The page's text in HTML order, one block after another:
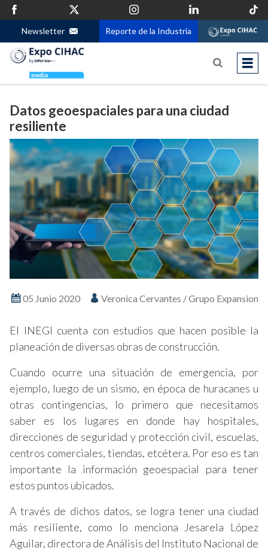
Newsletter Reporte de la Industria
Datos geoespaciales para una ciudad
resiliente
05 Junio 2020 Veronica Cervantes / Grupo Expansion
El INEGI cuenta con estudios que hacen posible la
planeación de diversas obras de construcción.
Cuando ocurre una situación de emergencia, por
ejemplo, luego de un sismo, en época de huracanes u
otras contingencias, lo primero que necesitamos
saber es los lugares en donde hay hospitales,
direcciones de seguridad y protección civil, escuelas,
centros comerciales, tiendas, etcétera. Por eso es tan
importante la información geoespacial para tener
estos puntos ubicados.
A través de dichos datos, se logra tener una ciudad
más resiliente, como lo menciona Jesarela López
Aguilar, directora de Análisis del Instituto Nacional de